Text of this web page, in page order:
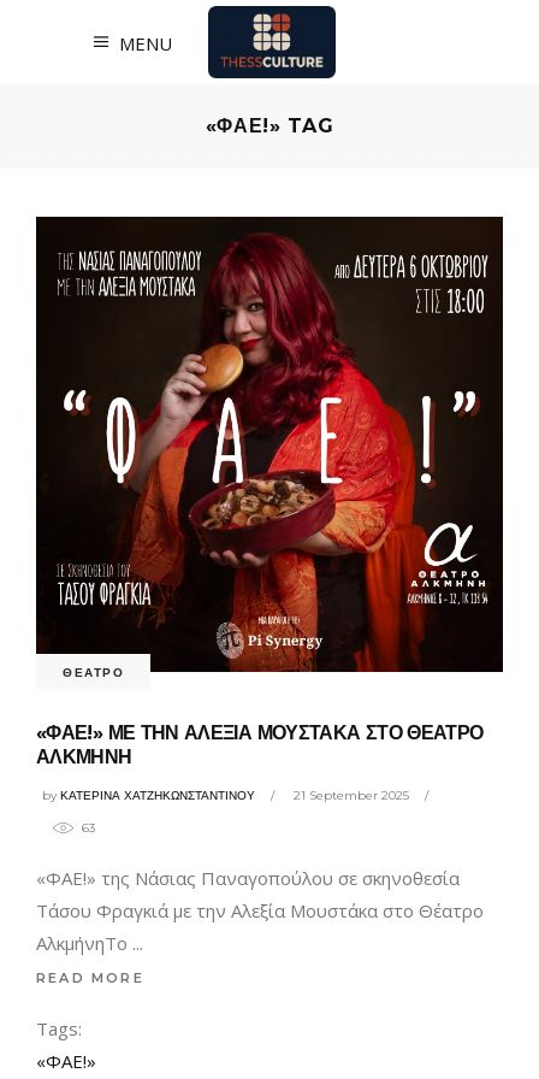
MENU
«ΦΑΕ!» TAG
ΘΕΑΤΡΟ
«ΦΑΕ!» ΜΕ ΤΗΝ ΑΛΕΞΙΑ ΜΟΥΣΤΑΚΑ ΣΤΟ ΘΕΑΤΡΟ
ΑΛΚΜΗΝΗ
byΚΑΤΕΡΙΝΑ ΧΑΤΖΗΚΩΝΣΤΑΝΤΙΝΟΥ 21 September 2025
63
«ΦΑΕ!» της Νάσιας Παναγοπούλου σε σκηνοθεσία
Τάσου Φραγκιά με την Αλεξία Μουστάκα στο Θέατρο
ΑλκμήνηΤο
READ MORE
Tags:
«ΦΑΕ!»